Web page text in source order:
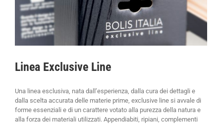
Linea Exclusive Line
Una linea esclusiva, nata dall’esperienza, dalla cura dei dettagli e
dalla scelta accurata delle materie prime, exclusive line si avvale di
forme essenziali e di un carattere votato alla purezza della natura e
alla forza dei materiali utilizzati. Appendiabiti, ripiani, complementi